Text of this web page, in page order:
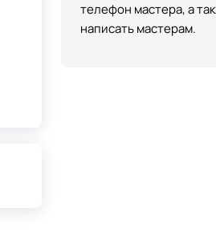
телефон мастера, а
написать мастерам.